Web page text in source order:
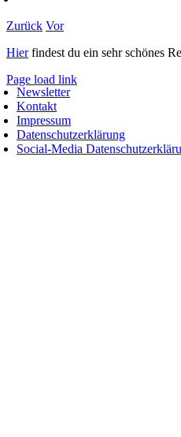
Zurück Vor
Hierfindest du ein sehr schönes
Newsletter
Kontakt
Impressum
Datenschutzerklärung
Social-Media
Page load link
Nach
oben